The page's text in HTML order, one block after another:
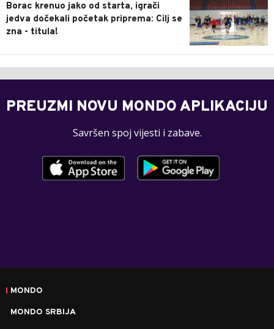
Borac krenuo jako od starta, igrači
jedva dočekali početak priprema: Cilj se
zna - titula!
PREUZMI NOVU MONDO APLIKACIJU
Savršen spoj vijesti i zabave.
MONDO
MONDO SRBIJA